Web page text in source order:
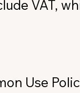
VAT,
Use